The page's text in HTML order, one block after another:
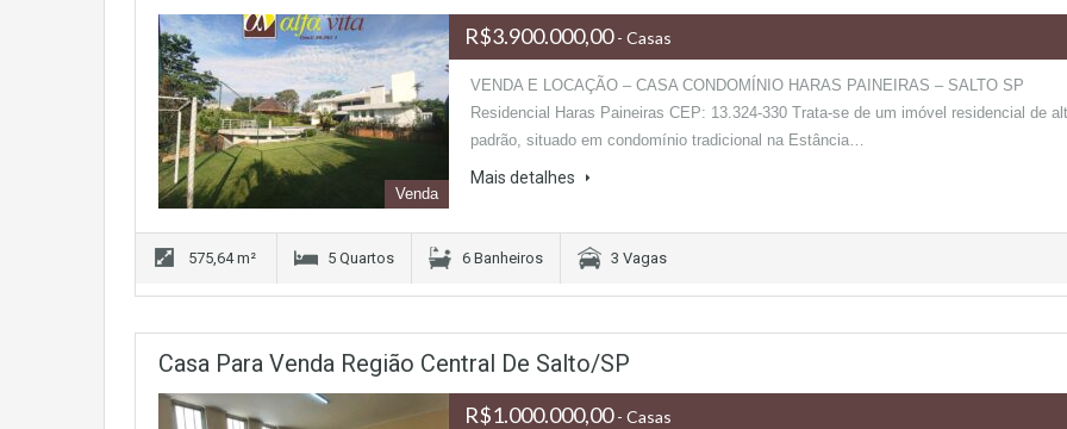
Venda
R$3.900.000,00- Casas
VENDA E LOCAÇÃO – CASA CONDOMÍNIO HARAS PAINEIRAS – SALTO SP
Residencial Haras Paineiras CEP: 13.324-330 Trata-se de um imóvel residencial de
padrão, situado em condomínio tradicional na Estância…
Mais detalhes
575,64 m² 5 Quartos 6 Banheiros 3 Vagas
Casa Para Venda Região Central De Salto/SP
R$1.000.000,00- Casas